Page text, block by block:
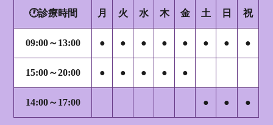
🕐診療時間 月 火 水 木 金 土 日 祝
09:00～13:00 ● ● ● ● ● ● ● ●
15:00～20:00 ● ● ● ● ●
14:00～17:00 ● ● ●